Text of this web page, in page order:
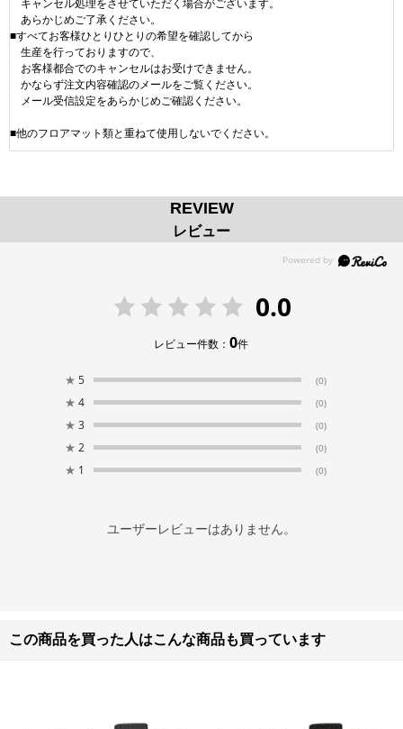
キャンセル処理をさせていただく場合がございます。
あらかじめご了承ください。
■すべてお客様ひとりひとりの希望を確認してから
生産を行っておりますので、
お客様都合でのキャンセルはお受けできません。
かならず注文内容確認のメールをご覧ください。
メール受信設定をあらかじめご確認ください。
■他のフロアマット類と重ねて使用しないでください。
REVIEW
レビュー
0.0
レビュー件数：0件
★ 5 (0)
★ 4 (0)
★ 3 (0)
★ 2 (0)
★ 1 (0)
ユーザーレビューはありません。
この商品を買った人はこんな商品も買っています